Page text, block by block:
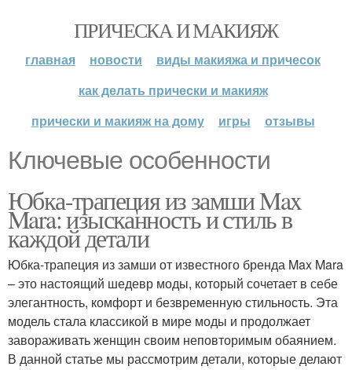
ПРИЧЕСКА И МАКИЯЖ
главная новости
виды макияжа и причесок
как делать прически и макияж
прически и макияж на дому
игры отзывы
Ключевые особенности
Юбка-трапеция из замши Max
Mara: изысканность и стиль в
каждой детали
Юбка-трапеция из замши от известного бренда Max Mara
– это настоящий шедевр моды, который сочетает в себе
элегантность, комфорт и безвременную стильность. Эта
модель стала классикой в мире моды и продолжает
завораживать женщин своим неповторимым обаянием.
В данной статье мы рассмотрим детали, которые делают